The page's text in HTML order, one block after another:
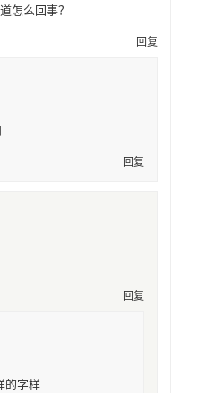
怎么回事？
回复
回复
回复
的字样